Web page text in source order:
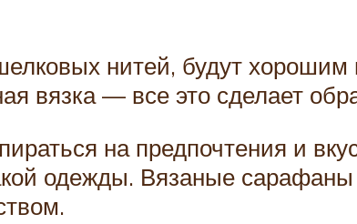
нитей, будут
вязка — все это сделает
на предпочтения и
одежды. Вязаные сарафаны